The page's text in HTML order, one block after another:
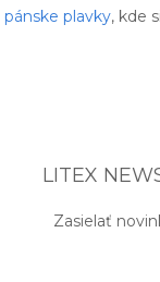
pánske plavky, kde
LITEX
Zasielať